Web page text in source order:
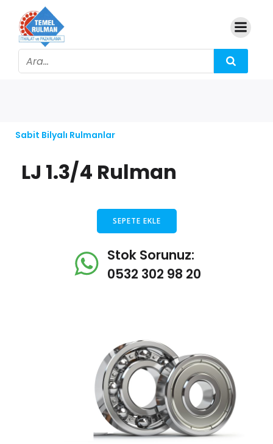
Sabit Bilyalı Rulmanlar
LJ 1.3/4 Rulman
SEPETE EKLE
Stok Sorunuz:
0532 302 98 20